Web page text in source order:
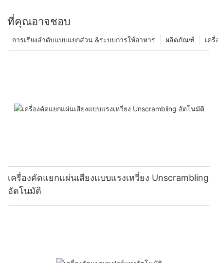
ที่คุณอาจชอบ
เค
ผลิตภัณฑ์
การเรียงลำดับแบบแยกส่วน &ระบบการให้อาหาร
เครื่องคัดแยกแผ่นเสียงแบบแรงเหวี่ยง Unscrambling
อัตโนมัติ